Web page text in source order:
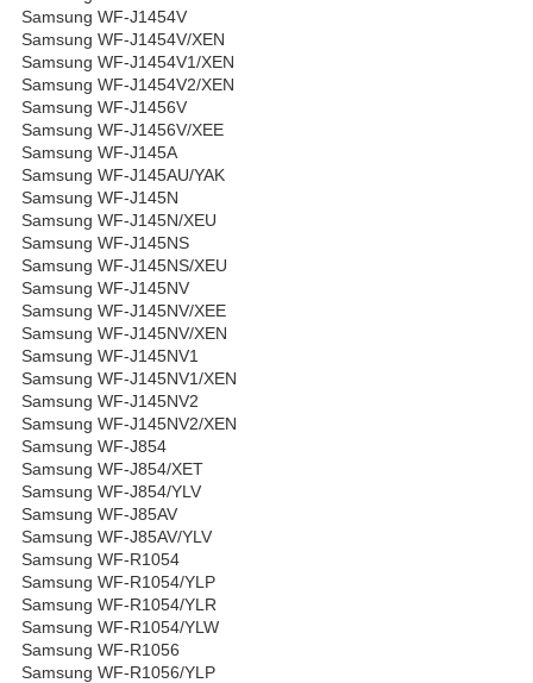
Samsung WF-J1454V
Samsung WF-J1454V/XEN
Samsung WF-J1454V1/XEN
Samsung WF-J1454V2/XEN
Samsung WF-J1456V
Samsung WF-J1456V/XEE
Samsung WF-J145A
Samsung WF-J145AU/YAK
Samsung WF-J145N
Samsung WF-J145N/XEU
Samsung WF-J145NS
Samsung WF-J145NS/XEU
Samsung WF-J145NV
Samsung WF-J145NV/XEE
Samsung WF-J145NV/XEN
Samsung WF-J145NV1
Samsung WF-J145NV1/XEN
Samsung WF-J145NV2
Samsung WF-J145NV2/XEN
Samsung WF-J854
Samsung WF-J854/XET
Samsung WF-J854/YLV
Samsung WF-J85AV
Samsung WF-J85AV/YLV
Samsung WF-R1054
Samsung WF-R1054/YLP
Samsung WF-R1054/YLR
Samsung WF-R1054/YLW
Samsung WF-R1056
Samsung WF-R1056/YLP